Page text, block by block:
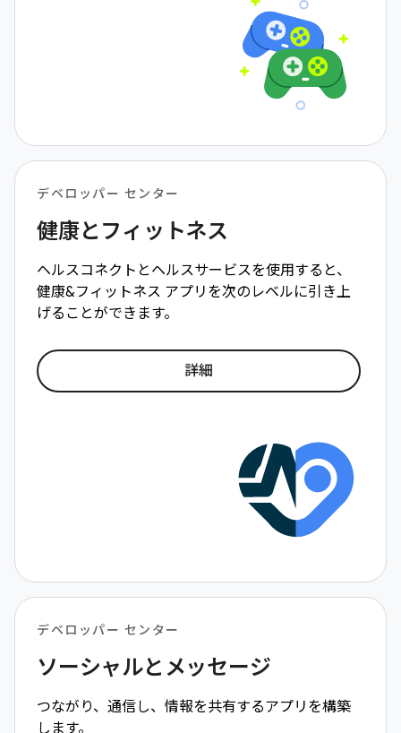
デベロッパー センター
健康とフィットネス
ヘルスコネクトとヘルスサービスを使用すると、
健康&フィットネス アプリを次のレベルに引き上
げることができます。
詳細
デベロッパー センター
ソーシャルとメッセージ
つながり、通信し、情報を共有するアプリを構築
します。